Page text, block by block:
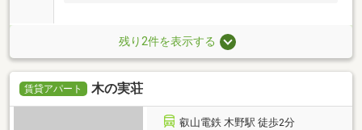
残り2件を表示する
賃貸アパート 木の実荘
叡山電鉄 木野駅 徒歩2分